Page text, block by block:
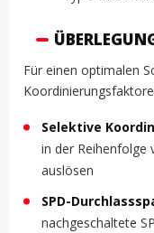
Für einen optimalen
Selektive
in der Reihenfolge
auslösen
SPD-
nachgeschaltete